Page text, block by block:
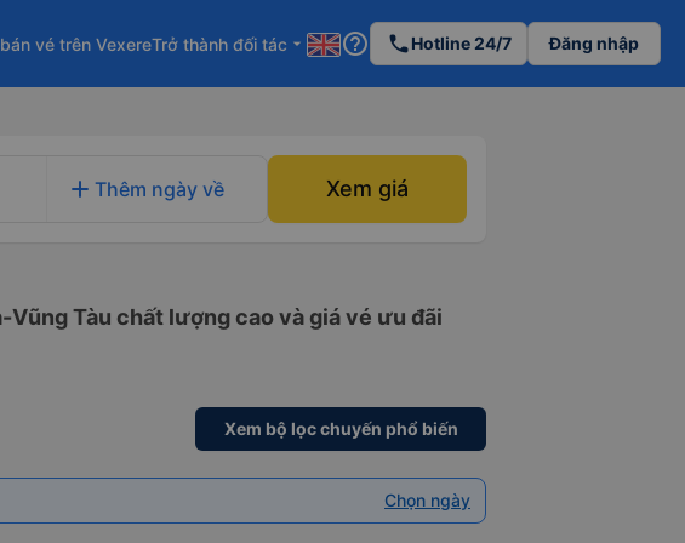
vé trên VexereTrở thành đối tác arrow_drop_down help_outline phoneHotline 24/7 Đăng nhập
add Thêm ngày về Xem giá
Vũng Tàu chất lượng cao và giá vé ưu đãi
Xem bộ lọc chuyến phổ biến
Chọn ngày